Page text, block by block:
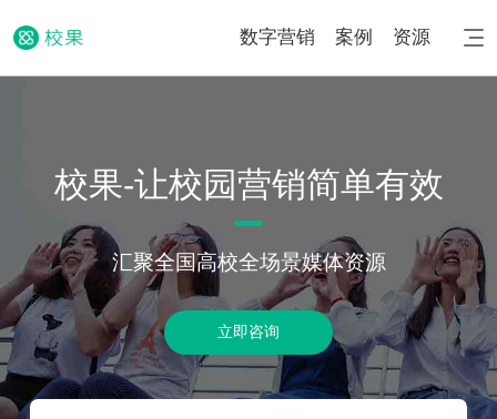
数字营销 案例 资源
校果-让校园营销简单有效
汇聚全国高校全场景媒体资源
立即咨询